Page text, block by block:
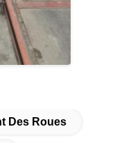
Des Roues